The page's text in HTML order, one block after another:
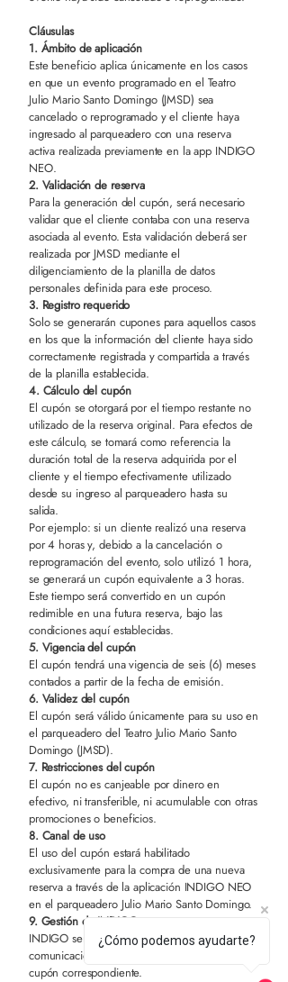
Cláusulas
1. Ámbito de aplicación
Este beneficio aplica únicamente en los casos
en que un evento programado en el Teatro
Julio Mario Santo Domingo (JMSD) sea
cancelado o reprogramado y el cliente haya
ingresado al parqueadero con una reserva
activa realizada previamente en la app INDIGO
NEO.
2. Validación de reserva
Para la generación del cupón, será necesario
validar que el cliente contaba con una reserva
asociada al evento. Esta validación deberá ser
realizada por JMSD mediante el
diligenciamiento de la planilla de datos
personales definida para este proceso.
3. Registro requerido
Solo se generarán cupones para aquellos casos
en los que la información del cliente haya sido
correctamente registrada y compartida a través
de la planilla establecida.
4. Cálculo del cupón
El cupón se otorgará por el tiempo restante no
utilizado de la reserva original. Para efectos de
este cálculo, se tomará como referencia la
duración total de la reserva adquirida por el
cliente y el tiempo efectivamente utilizado
desde su ingreso al parqueadero hasta su
salida.
Por ejemplo: si un cliente realizó una reserva
por 4 horas y, debido a la cancelación o
reprogramación del evento, solo utilizó 1 hora,
se generará un cupón equivalente a 3 horas.
Este tiempo será convertido en un cupón
redimible en una futura reserva, bajo las
condiciones aquí establecidas.
5. Vigencia del cupón
El cupón tendrá una vigencia de seis (6) meses
contados a partir de la fecha de emisión.
6. Validez del cupón
El cupón será válido únicamente para su uso en
el parqueadero del Teatro Julio Mario Santo
Domingo (JMSD).
7. Restricciones del cupón
El cupón no es canjeable por dinero en
efectivo, ni transferible, ni acumulable con otras
promociones o beneficios.
8. Canal de uso
El uso del cupón estará habilitado
exclusivamente para la compra de una nueva
reserva a través de la aplicación INDIGO NEO
en el parqueadero Julio Mario Santo Domingo.
9. Gestión de INDIGO
INDIGO será el encargado de gestionar la
comunicación con el cliente y la entrega del
cupón correspondiente.
¿Cómo podemos ayudarte?